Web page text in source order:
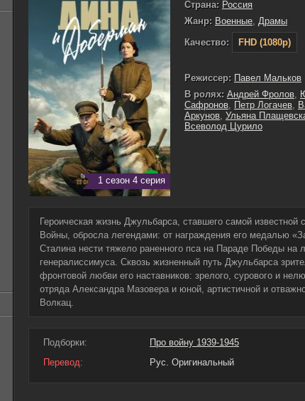
1 сезон 4 серия
Страна: Россия
Жанр: Военные, Драмы
Качество:
FHD (1080p)
Режиссер: Павел Мальков
В ролях: Андрей Фролов,
Сафронов, Петр Логачев,
Аркунов, Ульяна
Всеволод Цурило
Героическая жизнь Джульбарса, ставшего самой известной
Войны, обросла легендами: от награждения его медалью
Сталина нести тяжело раненного пса на Параде Победы на
генералиссимуса. Сквозь жизненный путь Джульбарса
фронтовой любви его наставников: зрелого, сурового и
отряда Александра Мазовера и юной, артистичной и
Волкац.
Подборки:
Про войну 1939-1945
Перевод:
Рус. Оригинальный